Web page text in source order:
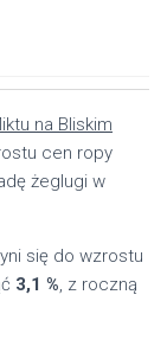
na Bliskim
cen ropy
żeglugi w
się do wzrostu
3,1 %, z roczną